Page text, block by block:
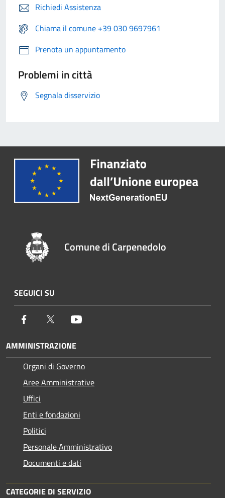
Richiedi Assistenza
Chiama il comune +39 030 9697961
Prenota un appuntamento
Problemi in città
Segnala disservizio
Comune di Carpenedolo
SEGUICI SU
Facebook Twitter
AMMINISTRAZIONE
Organi di Governo
Aree Amministrative
Uffici
Enti e fondazioni
Politici
Personale Amministrativo
Documenti e dati
CATEGORIE DI SERVIZIO